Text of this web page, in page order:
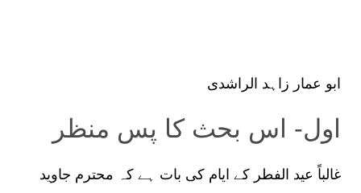
ابو عمار زاہد الراشدی
اول- اس بحث کا پس منظر
غالباً عید الفطر کے ایام کی بات ہے کہ محترم جاوید